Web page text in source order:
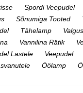
Spordi Veepudel
Sõnumiga Tooted
Tähelamp
Vannilina Rätik
Lastele
Veepudel
Öölamp